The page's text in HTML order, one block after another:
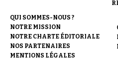
QUI SOMMES-NOUS ?
NOTRE MISSION
NOTRE CHARTE ÉDITORIALE
NOS PARTENAIRES
MENTIONS LÉGALES